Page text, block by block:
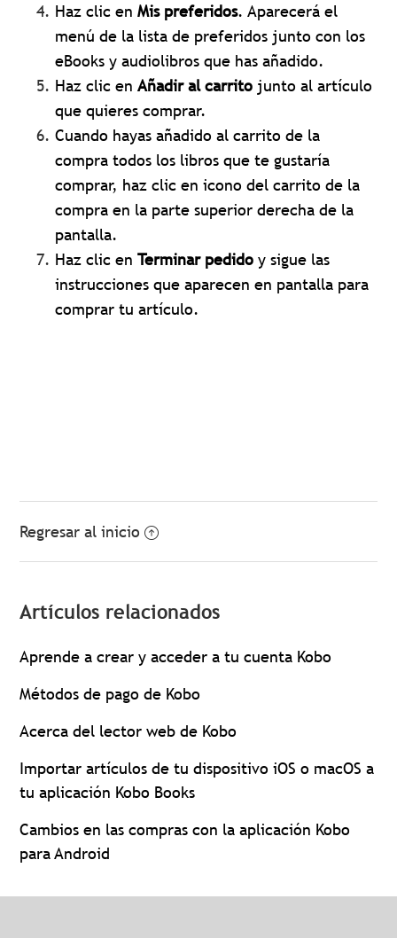
Haz clic enMis preferidos. Aparecerá el
menú de la lista de preferidos junto con los
eBooks y audiolibros que has añadido.
Haz clic enAñadir al carrito junto al artículo
que quieres comprar.
Cuando hayas añadido al carrito de la
compra todos los libros que te gustaría
comprar, haz clic en icono del carrito de la
compra en la parte superior derecha de la
pantalla.
Haz clic enTerminar pedido y sigue las
instrucciones que aparecen en pantalla para
comprar tu artículo.
Regresar al inicio
Artículos relacionados
Aprende a crear y acceder a tu cuenta Kobo
Métodos de pago de Kobo
Acerca del lector web de Kobo
Importar artículos de tu dispositivo iOS o macOS a
tu aplicación Kobo Books
Cambios en las compras con la aplicación Kobo
para Android